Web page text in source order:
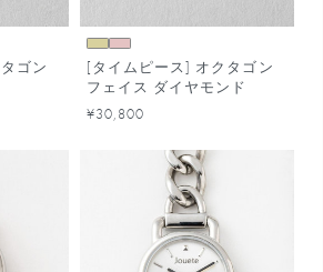
ゴン
[タイムピース] オクタゴン
フェイス ダイヤモンド
¥30,800